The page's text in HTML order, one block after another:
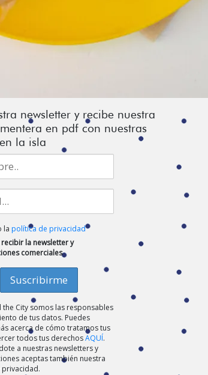
newsletter y recibe nuestra
en pdf con nuestras
la isla
la política de privacidad
la newsletter y
comerciales
the City somos las responsables
de tus datos. Puedes
acerca de cómo tratamos tus
todos tus derechosAQUÍ.
a nuestras newsletters y
aceptas también nuestra